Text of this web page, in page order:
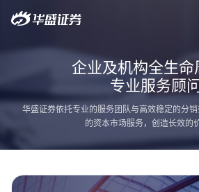
企业及机构全生命
专业服务顾
华盛证券依托专业的服务团队与高效稳定的分
的资本市场服务，创造长效的